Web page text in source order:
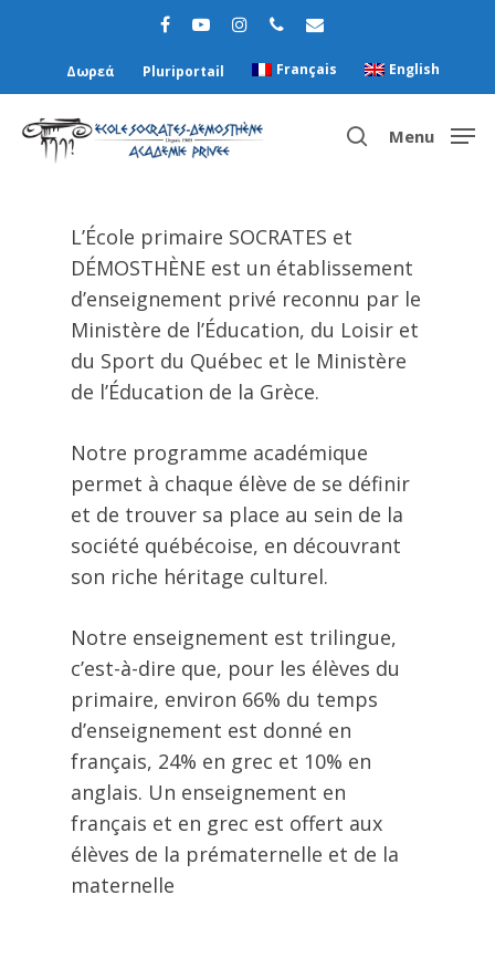
Δωρεά Pluriportail Français English
Hit enter to search or ESC to close
Menu
L’École primaire SOCRATES et
DÉMOSTHÈNE est un établissement
d’enseignement privé reconnu par le
Ministère de l’Éducation, du Loisir et
du Sport du Québec et le Ministère
de l’Éducation de la Grèce.
Notre programme académique
permet à chaque élève de se définir
et de trouver sa place au sein de la
société québécoise, en découvrant
son riche héritage culturel.
Notre enseignement est trilingue,
c’est-à-dire que, pour les élèves du
primaire, environ 66% du temps
d’enseignement est donné en
français, 24% en grec et 10% en
anglais. Un enseignement en
français et en grec est offert aux
élèves de la prématernelle et de la
maternelle